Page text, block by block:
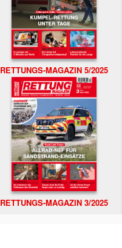
RETTUNGS-MAGAZIN 5/2025
RETTUNGS-MAGAZIN 3/2025